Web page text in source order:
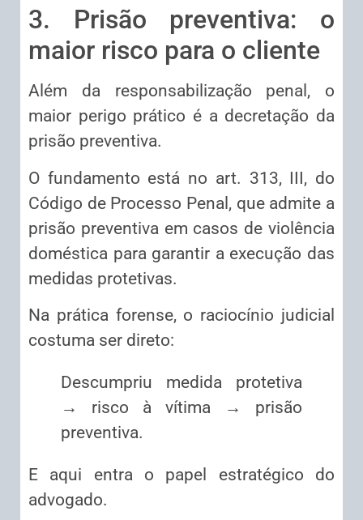
3. Prisão preventiva: o
maior risco para o cliente
Além da responsabilização penal, o
maior perigo prático é a decretação da
prisão preventiva.
O fundamento está no art. 313, III, do
Código de Processo Penal, que admite a
prisão preventiva em casos de violência
doméstica para garantir a execução das
medidas protetivas.
Na prática forense, o raciocínio judicial
costuma ser direto:
Descumpriu medida protetiva
→ risco à vítima → prisão
preventiva.
E aqui entra o papel estratégico do
advogado.